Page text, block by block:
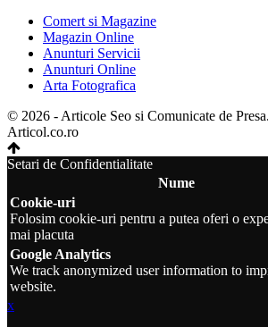
Comert si Magazine
Magazin Online
Anunturi Servicii
Anunturi Online
Arta Fotografica
© 2026 - Articole Seo si Comunicate de Presa.
Articol.co.ro
Setari de Confidentialitate
Nume
Cookie-uri
Folosim cookie-uri pentru a putea oferi o
mai placuta
Google Analytics
We track anonymized user information to
website.
x